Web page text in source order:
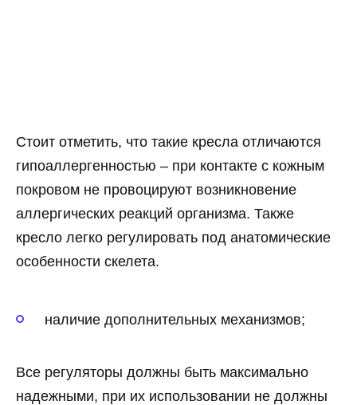
Стоит отметить, что такие кресла отличаются
гипоаллергенностью – при контакте с кожным
покровом не провоцируют возникновение
аллергических реакций организма. Также
кресло легко регулировать под анатомические
особенности скелета.
наличие дополнительных механизмов;
Все регуляторы должны быть максимально
надежными, при их использовании не должны